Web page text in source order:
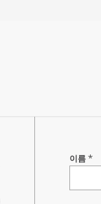
Contact
이름*